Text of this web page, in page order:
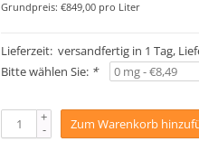
Grundpreis: €849,00 pro Liter
Lieferzeit: versandfertig in 1 Tag,
Bitte wählen Sie: *
+
- Zum Warenkorb